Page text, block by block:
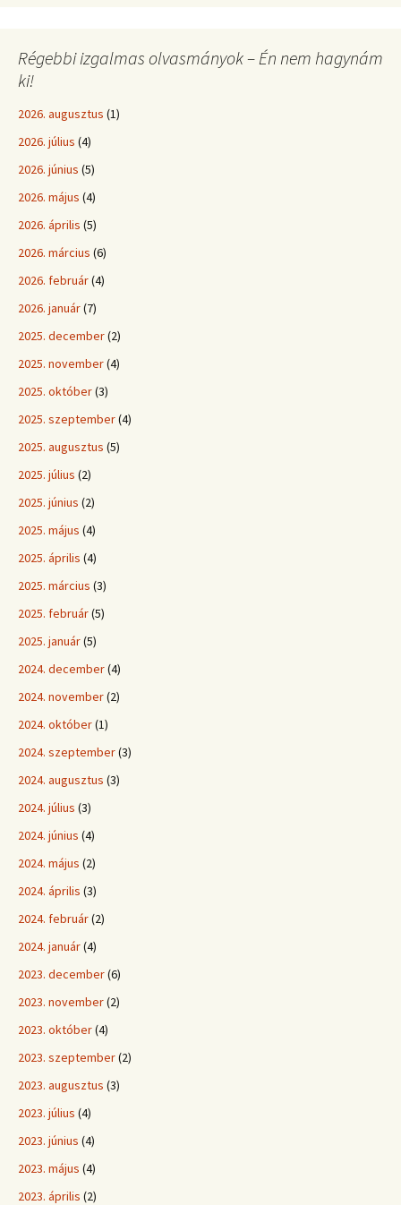
Régebbi izgalmas olvasmányok – Én nem hagynám
ki!
2026. augusztus (1)
2026. július (4)
2026. június (5)
2026. május (4)
2026. április (5)
2026. március (6)
2026. február(4)
2026. január(7)
2025. december(2)
2025. november(4)
2025. október(3)
2025. szeptember(4)
2025. augusztus (5)
2025. július (2)
2025. június (2)
2025. május (4)
2025. április (4)
2025. március (3)
2025. február(5)
2025. január(5)
2024. december(4)
2024. november(2)
2024. október(1)
2024. szeptember(3)
2024. augusztus (3)
2024. július (3)
2024. június (4)
2024. május (2)
2024. április (3)
2024. február(2)
2024. január(4)
2023. december(6)
2023. november(2)
2023. október(4)
2023. szeptember(2)
2023. augusztus (3)
2023. július (4)
2023. június (4)
2023. május (4)
2023. április (2)